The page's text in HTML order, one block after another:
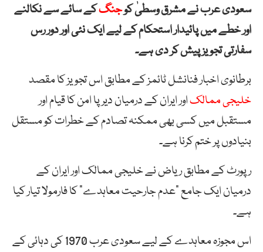
سعودی عرب نے مشرق وسطیٰ کوجنگکے سائے سے نکالنے
اور خطے میں پائیدار استحکام کے لیے ایک نئی اور دور رس
سفارتی تجویز پیش کر دی ہے۔
برطانوی اخبار فنانشل ٹائمز کے مطابق اس تجویز کا مقصد
خلیجی ممالکاور ایران کے درمیان دیرپا امن کا قیام اور
مستقبل میں کسی بھی ممکنہ تصادم کے خطرات کو مستقل
بنیادوں پر ختم کرنا ہے۔
رپورٹ کے مطابق ریاض نے خلیجی ممالک اور ایران کے
درمیان ایک جامع “عدم جارحیت معاہدے” کا فارمولا تیار کیا
ہے۔
اس مجوزہ معاہدے کے لیے سعودی عرب 1970 کی دہائی کے